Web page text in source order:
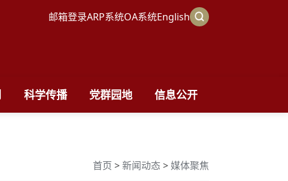
邮箱登录ARP系统OA系统English
科学传播 党群园地 信息公开
首页 >新闻动态>媒体聚焦